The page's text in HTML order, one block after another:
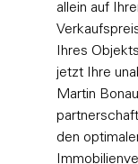
allein auf
Ihres
jetzt Ihre
Martin
den